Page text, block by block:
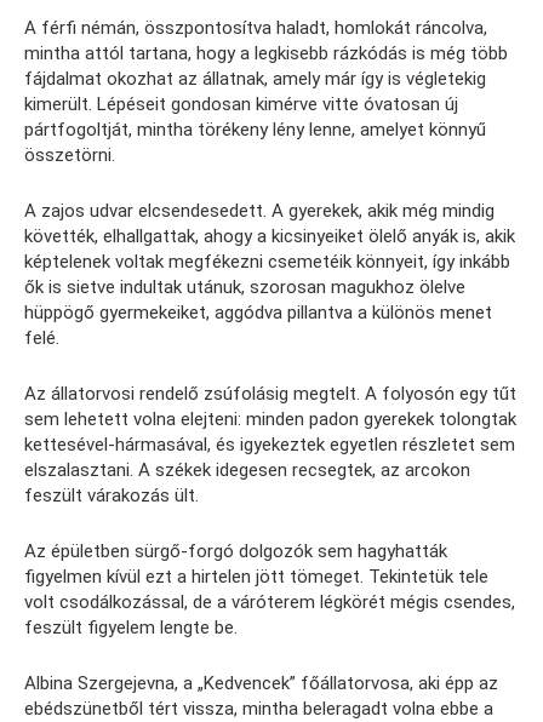
A férfi némán, összpontosítva haladt, homlokát ráncolva,
mintha attól tartana, hogy a legkisebb rázkódás is még több
fájdalmat okozhat az állatnak, amely már így is végletekig
kimerült. Lépéseit gondosan kimérve vitte óvatosan új
pártfogoltját, mintha törékeny lény lenne, amelyet könnyű
összetörni.
A zajos udvar elcsendesedett. A gyerekek, akik még mindig
követték, elhallgattak, ahogy a kicsinyeiket ölelő anyák is, akik
képtelenek voltak megfékezni csemetéik könnyeit, így inkább
ők is sietve indultak utánuk, szorosan magukhoz ölelve
hüppögő gyermekeiket, aggódva pillantva a különös menet
felé.
Az állatorvosi rendelő zsúfolásig megtelt. A folyosón egy tűt
sem lehetett volna elejteni: minden padon gyerekek tolongtak
kettesével-hármasával, és igyekeztek egyetlen részletet sem
elszalasztani. A székek idegesen recsegtek, az arcokon
feszült várakozás ült.
Az épületben sürgő-forgó dolgozók sem hagyhatták
figyelmen kívül ezt a hirtelen jött tömeget. Tekintetük tele
volt csodálkozással, de a váróterem légkörét mégis csendes,
feszült figyelem lengte be.
Albina Szergejevna, a „Kedvencek” főállatorvosa, aki épp az
ebédszünetből tért vissza, mintha beleragadt volna ebbe a